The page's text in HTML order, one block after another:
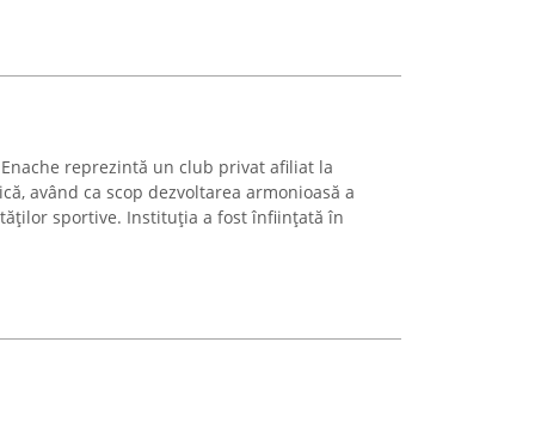
reprezintă un club privat afiliat la
având ca scop dezvoltarea armonioasă a
sportive. Instituția a fost înființată în